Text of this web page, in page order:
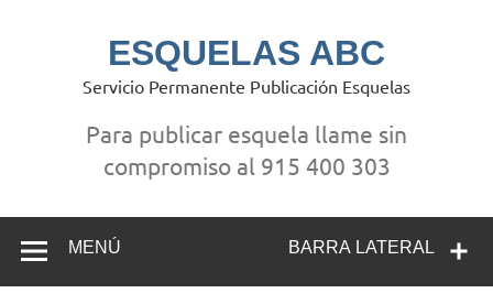
ESQUELAS ABC
Servicio Permanente Publicación Esquelas
Para publicar esquela llame sin
compromiso al 915 400 303
BARRA LATERAL
MENÚ